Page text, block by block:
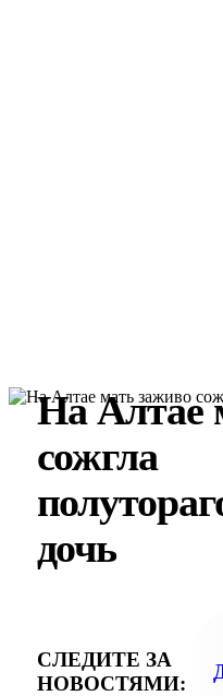
На Алтае
сожгла
дочь
СЛЕДИТЕ ЗА
НОВОСТЯМИ: